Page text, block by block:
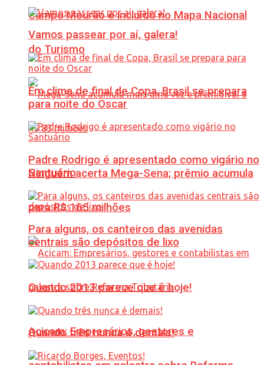
Campo Mourão é incluído no Mapa Nacional
do Turismo
Ninguém acerta Mega-Sena; prêmio acumula
para R$ 165 milhões
Acicam: Empresários, gestores e
Vamos passear por aí, galera!
Em clima de final de Copa, Brasil se prepara
para noite do Oscar
Padre Rodrigo é apresentado como vigário no
Santuário
Para alguns, os canteiros das avenidas
centrais são depósitos de lixo
Quando 2013 parece que é hoje!
Quando três nunca é demais!